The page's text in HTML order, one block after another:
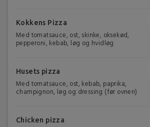
Kokkens Pizza
Med tomatsauce, ost, skinke, oksekød,
pepperoni, kebab, løg og hvidløg
Husets pizza
Med tomatsauce, ost, kebab, paprika,
champignon, løg og dressing (før ovnen)
Chicken pizza